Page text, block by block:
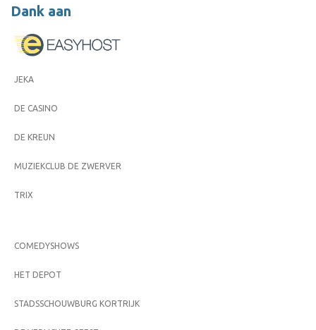
Dank aan
JEKA
DE CASINO
DE KREUN
MUZIEKCLUB DE ZWERVER
TRIX
COMEDYSHOWS
HET DEPOT
STADSSCHOUWBURG KORTRIJK